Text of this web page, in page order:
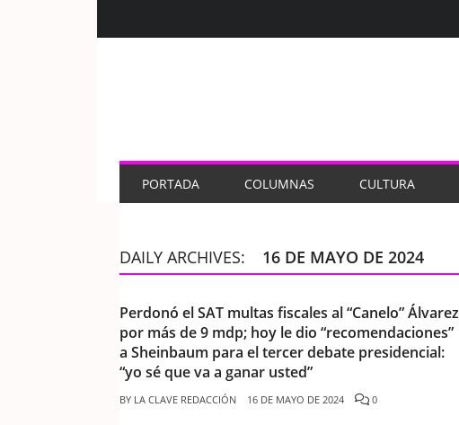
PORTADA COLUMNAS CULTURA
DAILY ARCHIVES: 16 DE MAYO DE 2024
Perdonó el SAT multas fiscales al “Canelo” Álvarez
por más de 9 mdp; hoy le dio “recomendaciones”
a Sheinbaum para el tercer debate presidencial:
“yo sé que va a ganar usted”
BY LA CLAVE REDACCIÓN 16 DE MAYO DE 2024 0